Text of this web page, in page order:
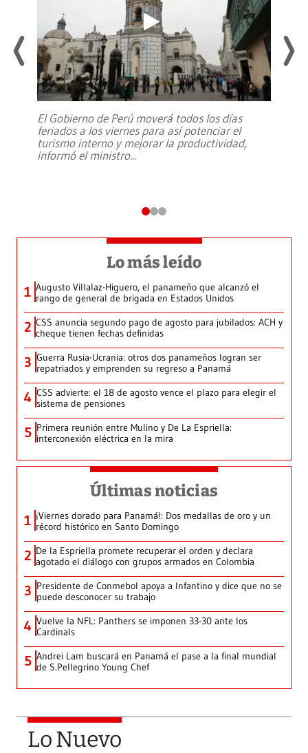
El Gobierno de Perú moverá todos los días
feriados a los viernes para así potenciar el
turismo interno y mejorar la productividad,
informó el ministro...
Lo más leído
1 Augusto Villalaz-Higuero, el panameño que alcanzó el
rango de general de brigada en Estados Unidos
2 CSS anuncia segundo pago de agosto para jubilados: ACH y
cheque tienen fechas definidas
3 Guerra Rusia-Ucrania: otros dos panameños logran ser
repatriados y emprenden su regreso a Panamá
4 CSS advierte: el 18 de agosto vence el plazo para elegir el
sistema de pensiones
5 Primera reunión entre Mulino y De La Espriella:
interconexión eléctrica en la mira
Últimas noticias
1 ¡Viernes dorado para Panamá!: Dos medallas de oro y un
récord histórico en Santo Domingo
2 De la Espriella promete recuperar el orden y declara
agotado el diálogo con grupos armados en Colombia
3 Presidente de Conmebol apoya a Infantino y dice que no se
puede desconocer su trabajo
4 Vuelve la NFL: Panthers se imponen 33-30 ante los
Cardinals
5 Andrei Lam buscará en Panamá el pase a la final mundial
de S.Pellegrino Young Chef
Lo Nuevo